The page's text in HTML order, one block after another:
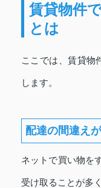
賃貸物件
とは
ここでは、賃貸物
します。
配達の間違え
ネットで買い物を
受け取ることが多